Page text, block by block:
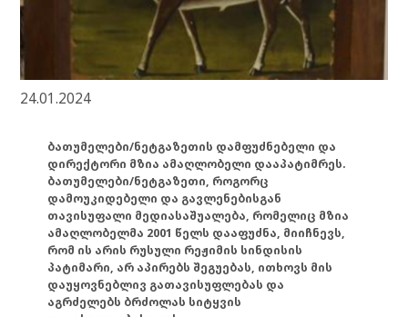
24.01.2024
ბათუმელები/ნეტგაზეთის დამფუძნებელი და
დირექტორი მზია ამაღლობელი დააპატიმრეს.
ბათუმელები/ნეტგაზეთი, როგორც
დამოუკიდებელი და გავლენებისგან
თავისუფალი მედიასაშუალება, რომელიც მზია
ამაღლობელმა 2001 წელს დააფუძნა, მიიჩნევს,
რომ ის არის რუსული რეჟიმის სინდისის
პატიმარი, არ აპირებს შეგუებას, ითხოვს მის
დაუყოვნებლივ გათავისუფლებას და
აგრძელებს ბრძოლას სიტყვის